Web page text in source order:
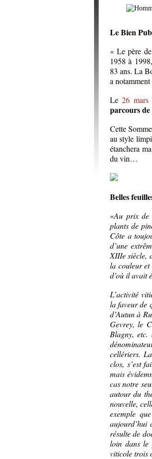
Le Bien
« Le père
1958 à
83 ans. La
a
Le26 mars
parcours
Cette
au style
étanchera
du vin…
Belles
«Au prix de
plants de
Côte a
d’une
XIIIe siècle,
la couleur et
d’où il avait
L’activité
la faveur de
d’Autun à
Gevrey, le
Blagny, etc.
cellériers.
clos, s’est
mais
cas notre
autour du
nouvelle,
exemple
aujourd’hui
résulte de
loin dans le
viticole trois